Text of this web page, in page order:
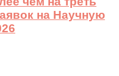
на Научную